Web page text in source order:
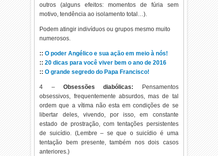
outros (alguns efeitos: momentos de fúria sem
motivo, tendência ao isolamento total…).
Podem atingir indivíduos ou grupos mesmo muito
numerosos.
::O poder Angélico e sua ação em meio à nós!
::20 dicas para você viver bem o ano de 2016
::O grande segredo do Papa Francisco!
4 –Obsessões diabólicas: Pensamentos
obsessivos, frequentemente absurdos, mas de tal
ordem que a vítima não esta em condições de se
libertar deles, vivendo, por isso, em constante
estado de prostração, com tentações persistentes
de suicídio. (Lembre – se que o suicídio é uma
tentação bem presente, também nos dois casos
anteriores.)